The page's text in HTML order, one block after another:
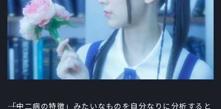
――「中二病の特徴」みたいなものを自分なりに分析すると